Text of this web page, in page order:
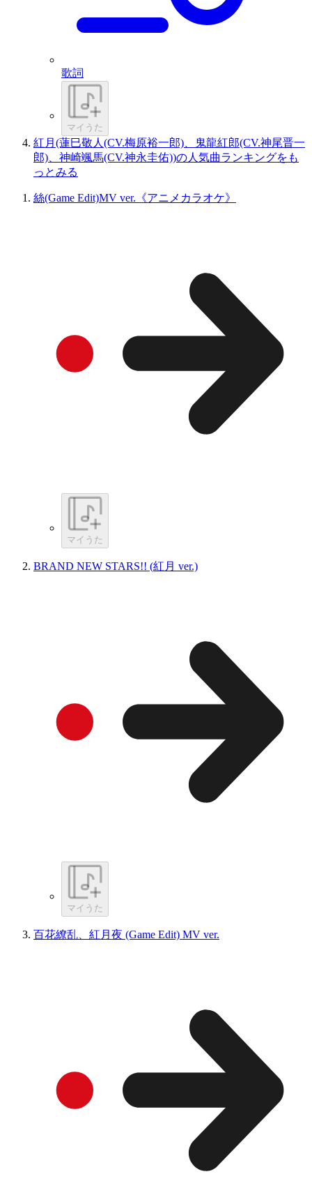
歌詞
マイうた
紅月(蓮巳敬人(CV.梅原裕一郎)、鬼龍紅郎(CV.神尾晋一
郎)、神崎颯馬(CV.神永圭佑))の人気曲ランキングをも
っとみる
絲(Game Edit)MV ver.《アニメカラオケ》
マイうた
BRAND NEW STARS!! (紅月 ver.)
マイうた
百花繚乱、紅月夜 (Game Edit) MV ver.